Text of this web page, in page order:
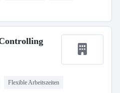
Flexible Arbeitszeiten